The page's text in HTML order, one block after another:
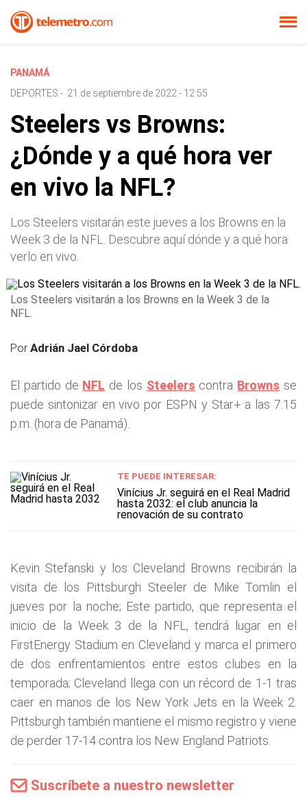
PANAMÁ
DEPORTES - 21 de septiembre de 2022 - 12:55
Steelers vs Browns:
¿Dónde y a qué hora ver
en vivo la NFL?
Los Steelers visitarán este jueves a los Browns en la
Week 3 de la NFL. Descubre aquí dónde y a qué hora
verlo en vivo.
Los Steelers visitarán a los Browns en la Week 3 de la
NFL.
PorAdrián Jael Córdoba
El partido de NFL de los Steelers contra Browns se
puede sintonizar en vivo por ESPN y Star+ a las 7:15
p.m. (hora de Panamá).
TE PUEDE INTERESAR:
Vinícius Jr. seguirá en el Real Madrid
hasta 2032: el club anuncia la
renovación de su contrato
Kevin Stefanski y los Cleveland Browns recibirán la
visita de los Pittsburgh Steeler de Mike Tomlin el
jueves por la noche; Este partido, que representa el
inicio de la Week 3 de la NFL, tendrá lugar en el
FirstEnergy Stadium en Cleveland y marca el primero
de dos enfrentamientos entre estos clubes en la
temporada; Cleveland llega con un récord de 1-1 tras
caer en manos de los New York Jets en la Week 2.
Pittsburgh también mantiene el mismo registro y viene
de perder 17-14 contra los New England Patriots.
Suscríbete a nuestro newsletter